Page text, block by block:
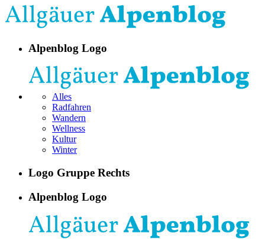
Alpenblog Logo
Alles
Radfahren
Wandern
Wellness
Kultur
Winter
Logo Gruppe Rechts
Alpenblog Logo